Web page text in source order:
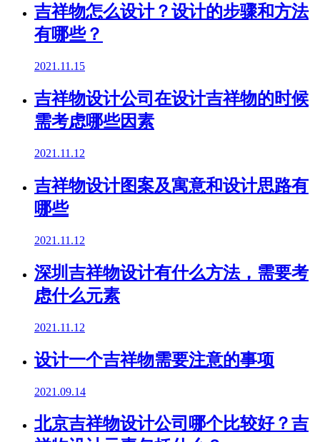
吉祥物怎么设计？设计的步骤和方法
有哪些？
2021.11.15
吉祥物设计公司在设计吉祥物的时候
需考虑哪些因素
2021.11.12
吉祥物设计图案及寓意和设计思路有
哪些
2021.11.12
深圳吉祥物设计有什么方法，需要考
虑什么元素
2021.11.12
设计一个吉祥物需要注意的事项
2021.09.14
北京吉祥物设计公司哪个比较好？吉